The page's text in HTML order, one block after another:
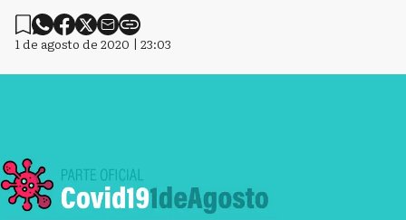
1 de agosto de 2020 | 23:03